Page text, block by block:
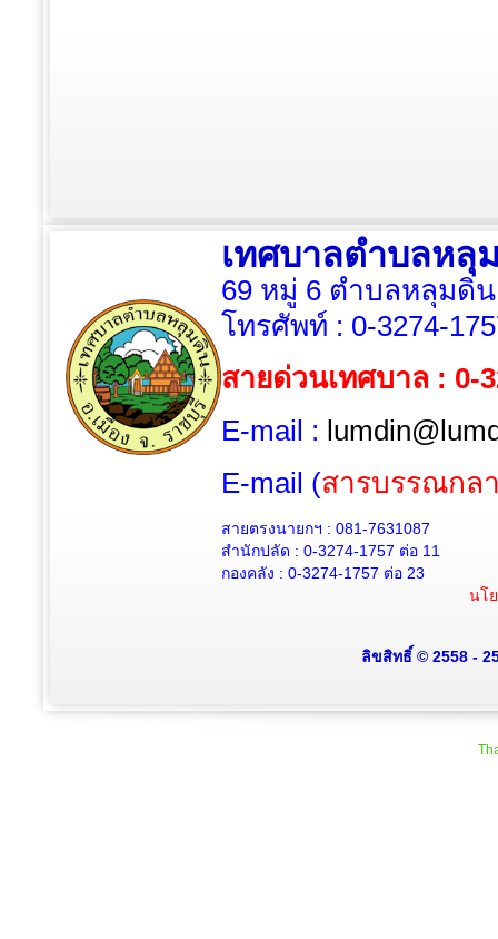
เทศบาลตำบลหลุ
69 หมู่ 6 ตำบลหลุมดิน
โทรศัพท์ : 0-3274-
สายด่วนเทศบาล : 0-
E-mail :
E-mail (สารบรรณกล
สายตรงนายกฯ : 081-7631087
สำนักปลัด : 0-3274-1757 ต่อ 11
กองคลัง : 0-3274-1757 ต่อ 23
นโ
ลิขสิทธิ์ © 2558 -